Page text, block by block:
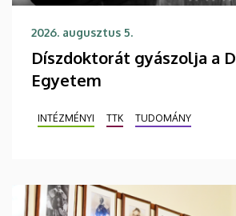
2026. augusztus 5.
Díszdoktorát gyászolja a
Egyetem
INTÉZMÉNYI TTK TUDOMÁNY